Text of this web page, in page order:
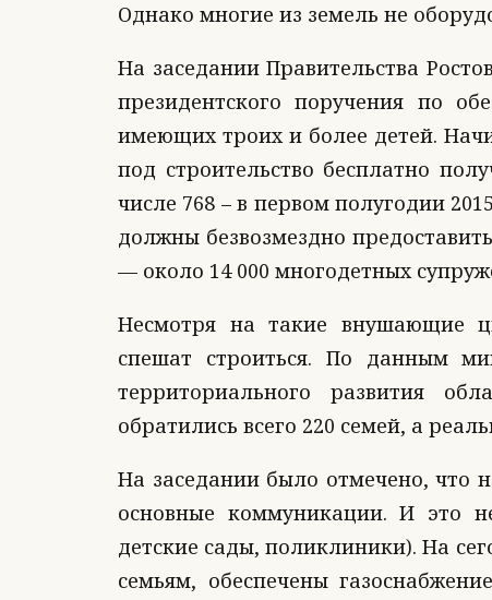
Однако многие из земель не
На заседании Правительства
президентского поручения по
имеющих троих и более детей.
под строительство бесплатно
числе 768 – в первом полугодии
должны безвозмездно
— около 14 000 многодетных
Несмотря на такие внушающие
спешат строиться. По данным
территориального развития
обратились всего 220 семей, а
На заседании было отмечено, что
основные коммуникации. И это
детские сады, поликлиники). На
семьям, обеспечены